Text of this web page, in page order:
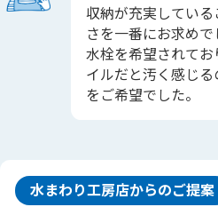
収納が充実してい
さを一番にお求め
水栓を希望されて
イルだと汚く感じ
をご希望でした。
水まわり工房店からのご提案